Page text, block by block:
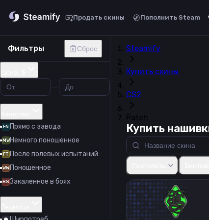
Продать скины Пополнить Steam
Фильтры Сброс
FN Прямо с завода
MW Немного поношенное
FT После полевых испытаний
WW Поношенное
BS Закаленное в боях
Steamify
Купить скины
CS2
Patch
Купить
Glock-18USP-SP2000